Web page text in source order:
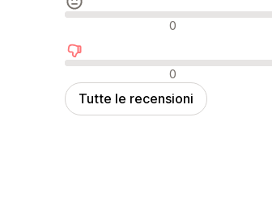
Recensioni neutrali
0
Recensioni negative
0
Tutte le recensioni